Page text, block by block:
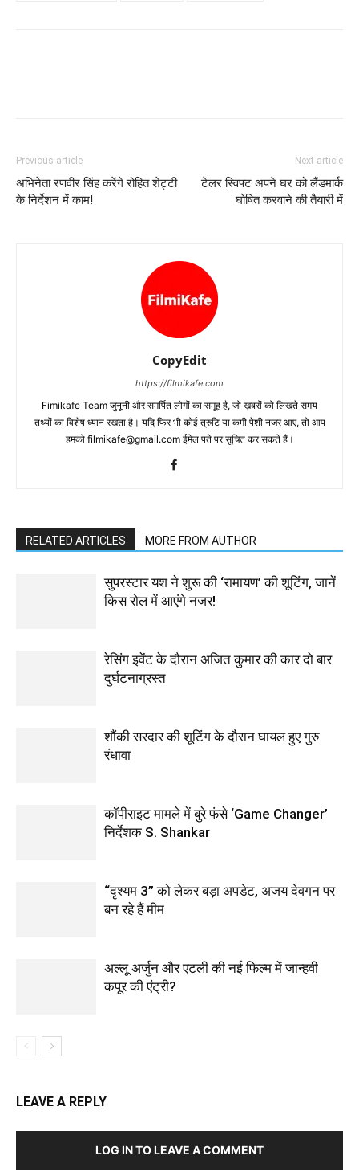
Previous article
अभिनेता रणवीर सिंह करेंगे रोहित शेट्टी
के निर्देशन में काम!
Next article
टेलर स्‍विफ्ट अपने घर को लैंडमार्क
घोषित करवाने की तैयारी में
CopyEdit
https://filmikafe.com
Fimikafe Team जुनूनी और समर्पित लोगों का समूह है, जो ख़बरों को लिखते समय
तथ्‍यों का विशेष ध्‍यान रखता है। यदि फिर भी कोई त्रुटि या कमी पेशी नजर आए, तो आप
हमको filmikafe@gmail.com ईमेल पते पर सूचित कर सकते हैं।
RELATED ARTICLES MORE FROM AUTHOR
सुपरस्टार यश ने शुरू की ‘रामायण’ की शूटिंग, जानें
किस रोल में आएंगे नजर!
रेसिंग इवेंट के दौरान अजित कुमार की कार दो बार
दुर्घटनाग्रस्त
शौंकी सरदार की शूटिंग के दौरान घायल हुए गुरु
रंधावा
कॉपीराइट मामले में बुरे फंसे ‘Game Changer’
निर्देशक S. Shankar
“दृश्यम 3” को लेकर बड़ा अपडेट, अजय देवगन पर
बन रहे हैं मीम
अल्लू अर्जुन और एटली की नई फिल्म में जान्हवी
कपूर की एंट्री?
LEAVE A REPLY
LOG IN TO LEAVE A COMMENT